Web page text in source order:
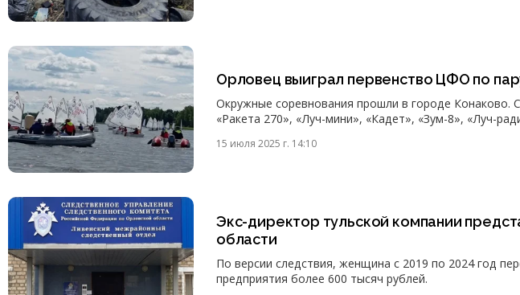
Орловец выиграл первенство ЦФО по
Окружные соревнования прошли в городе Конаково.
«Ракета 270», «Луч-мини», «Кадет», «Зум-8», «Луч-
15 июля 2025 г. 14:10
Экс-директор тульской компании
области
По версии следствия, женщина с 2019 по 2024 год
предприятия более 600 тысяч рублей.